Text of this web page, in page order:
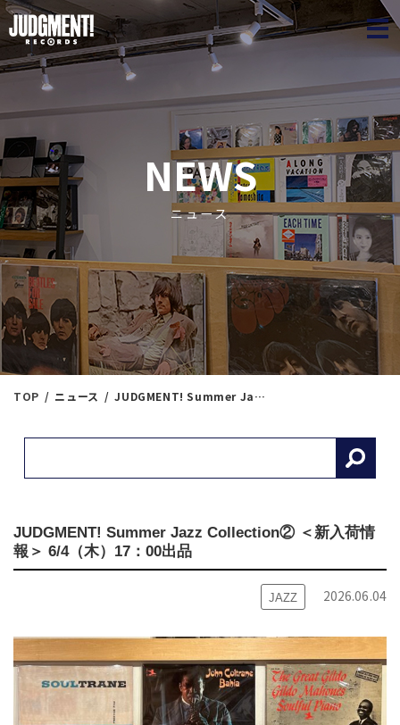
NEWS
ニュース
TOP ニュース JUDGMENT! Summer Jazz Collection② ＜新入荷情報＞ 6/4（木）17：00出品
JUDGMENT! Summer Jazz Collection② ＜新入荷情
報＞ 6/4（木）17：00出品
JAZZ 2026.06.04